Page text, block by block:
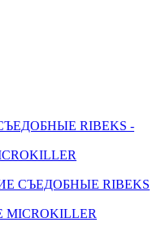
RIBEKS -
СЪЕДОБНЫЕ RIBEKS